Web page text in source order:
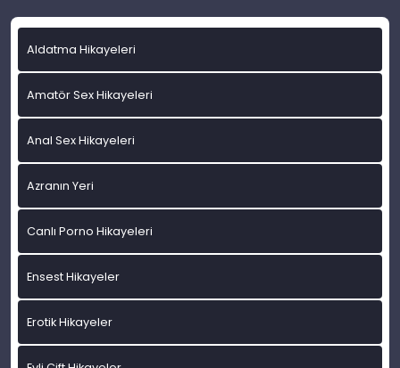
Aldatma Hikayeleri
Amatör Sex Hikayeleri
Anal Sex Hikayeleri
Azranın Yeri
Canlı Porno Hikayeleri
Ensest Hikayeler
Erotik Hikayeler